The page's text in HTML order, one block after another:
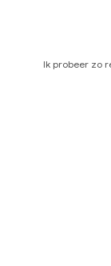
Ik probeer zo